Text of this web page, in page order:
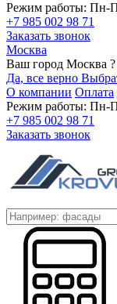
Режим работы: Пн-
+7 985 002 98 71
Заказать звонок
Москва
Ваш город Москва ?
Да, все верно
О компании Оплата
Режим работы: Пн-
+7 985 002 98 71
Заказать звонок